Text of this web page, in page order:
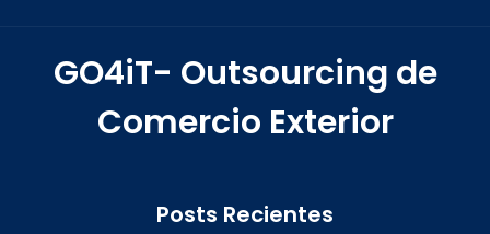
GO4iT- Outsourcing de
Comercio Exterior
Posts Recientes